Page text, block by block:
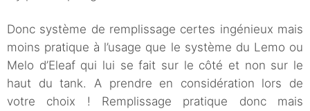
Donc système de remplissage certes ingénieux mais
moins pratique à l’usage que le système du Lemo ou
Melo d’Eleaf qui lui se fait sur le côté et non sur le
haut du tank. A prendre en considération lors de
votre choix ! Remplissage pratique donc mais